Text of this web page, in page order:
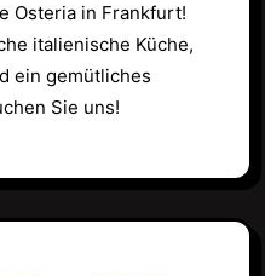
italienische Küche,
ein gemütliches
Sie uns!